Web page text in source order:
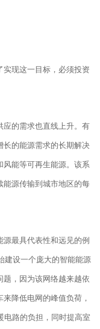
现这一目标，必须投资
应的需求也直线上升。有
长的能源需求的长期解决
风能等可再生能源。该系
能源传输到城市地区的每
最具代表性和远见的例
建设一个庞大的智能能源
题，因为该网络越来越依
降低电网的峰值负荷，
电路的负担，同时提高室